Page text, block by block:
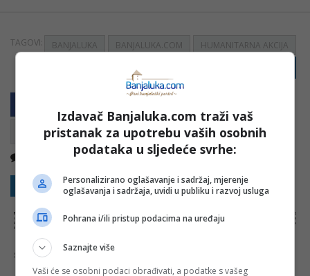
TAGOVI: BANJALUKA BANJALUKA.COM HUMANITARNA AKCIJA
Kopirati
Nema komentara
Sakrij sve komentare Prikaži komentare
NAPOMENA: Komentari odražavaju stavove njihovih autora, a ne nužno i stavove internet portala Banjaluka.com. Molimo korisnike da se suzdrže od
vrijeđanja, psovanja i vulgarnog izražavanja. Portal Banjaluka.com zadržava pravo da obriše komentar bez najave i objašnjenja. Zbog velikog broja
komentara Banjaluka.com nije dužan obrisati sve komentare koji krše pravila. Kao čitalac takođe prihvatate mogućnost da među komentarima mogu
biti pronađeni sadržaji koji mogu biti u suprotnosti sa vašim vjerskim, moralnim i drugim načelima i uvjerenjima.
Šta mislite o ovoj temi?
Izdavač Banjaluka.com traži vaš
pristanak za upotrebu vaših osobnih
podataka u sljedeće svrhe:
Personalizirano oglašavanje i sadržaj, mjerenje
oglašavanja i sadržaja, uvidi u publiku i razvoj usluga
Pohrana i/ili pristup podacima na uređaju
Saznajte više
Vaši će se osobni podaci obrađivati, a podatke s vašeg